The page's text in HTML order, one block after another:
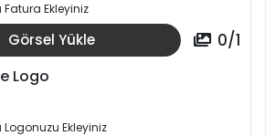
Ekleyiniz
Görsel Yükle 0/1
Logo
Ekleyiniz